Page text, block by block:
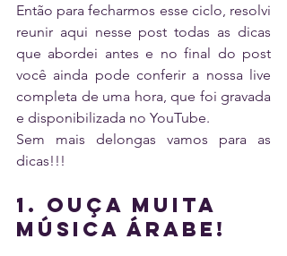
Então para fecharmos esse ciclo, resolvi
reunir aqui nesse post todas as dicas
que abordei antes e no final do post
você ainda pode conferir a nossa live
completa de uma hora, que foi gravada
e disponibilizada no YouTube.
Sem mais delongas vamos para as
dicas!!!
1. Ouça muita
música árabe!